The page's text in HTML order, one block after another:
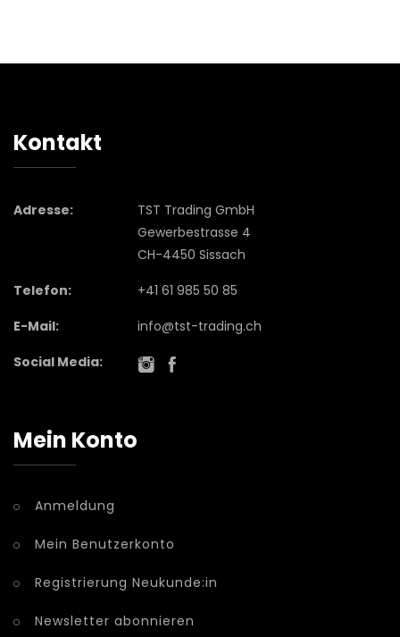
Kontakt
Adresse:
TST Trading GmbH
Gewerbestrasse 4
CH-4450 Sissach
Telefon:
+41 61 985 50 85
E-Mail:
info@tst-trading.ch
Social Media:
Mein Konto
Anmeldung
Mein Benutzerkonto
Registrierung Neukunde:in
Newsletter abonnieren